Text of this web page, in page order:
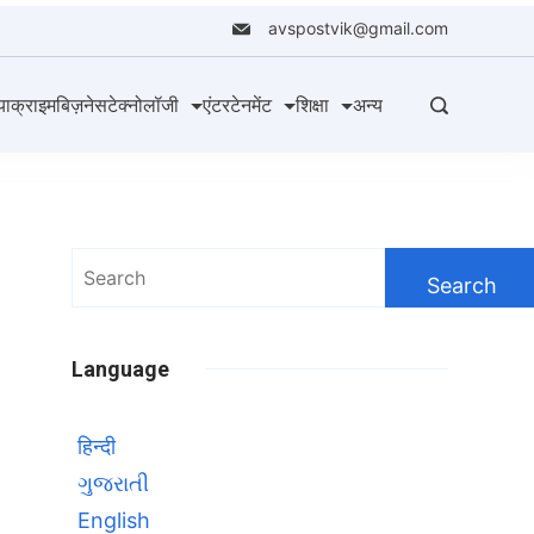
avspostvik@gmail.com
क्राइमबिज़नेसटेक्नोलॉजी एंटरटेनमेंट शिक्षा अन्य
Search
Language
हिन्दी
ગુજરાતી
English